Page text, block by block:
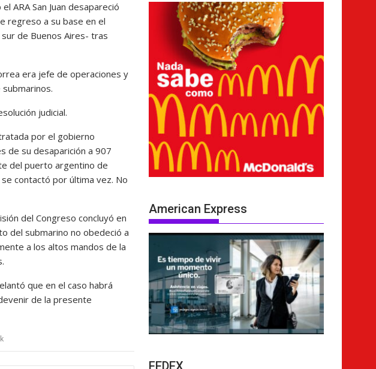
ARA San Juan desapareció
regreso a su base en el
de Buenos Aires- tras
era jefe de operaciones y
judicial.
por el gobierno
de su desaparición a 907
del puerto argentino de
contactó por última vez. No
del Congreso concluyó en
del submarino no obedeció a
a los altos mandos de la
que en el caso habrá
de la presente
American Express
FEDEX